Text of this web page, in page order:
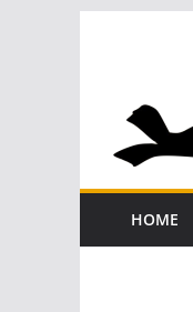
inhoud
HOME